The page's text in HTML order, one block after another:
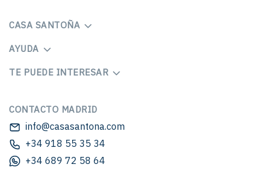
CASA SANTOÑA
AYUDA
TE PUEDE INTERESAR
CONTACTO MADRID
info@casasantona.com
+34 918 55 35 34
+34 689 72 58 64